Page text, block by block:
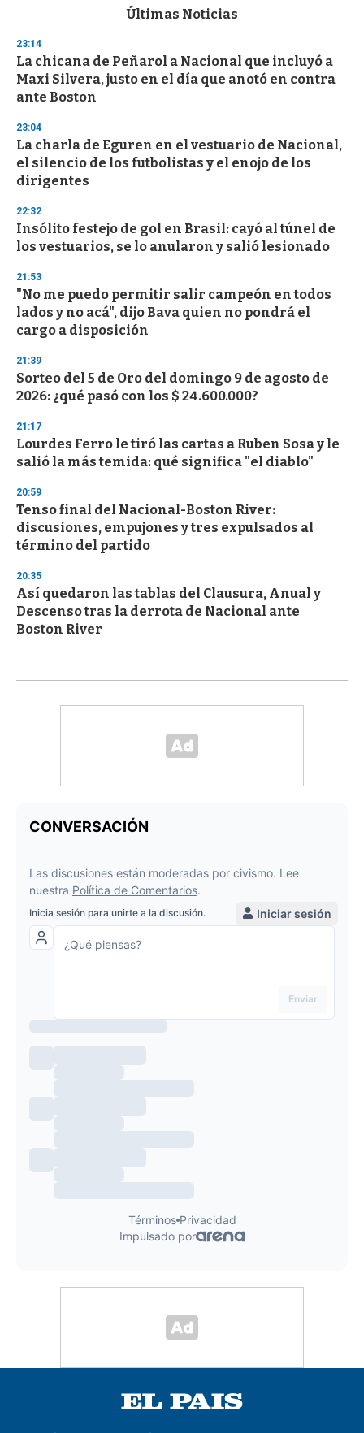
d
s
o
f
3
s
e
c
o
n
Últimas Noticias
23:14
La chicana de Peñarol a Nacional que incluyó a
Maxi Silvera, justo en el día que anotó en contra
ante Boston
23:04
La charla de Eguren en el vestuario de Nacional,
el silencio de los futbolistas y el enojo de los
dirigentes
22:32
Insólito festejo de gol en Brasil: cayó al túnel de
los vestuarios, se lo anularon y salió lesionado
21:53
"No me puedo permitir salir campeón en todos
lados y no acá", dijo Bava quien no pondrá el
cargo a disposición
21:39
Sorteo del 5 de Oro del domingo 9 de agosto de
2026: ¿qué pasó con los $ 24.600.000?
21:17
Lourdes Ferro le tiró las cartas a Ruben Sosa y le
salió la más temida: qué significa "el diablo"
20:59
Tenso final del Nacional-Boston River:
discusiones, empujones y tres expulsados al
término del partido
20:35
Así quedaron las tablas del Clausura, Anual y
Descenso tras la derrota de Nacional ante
Boston River